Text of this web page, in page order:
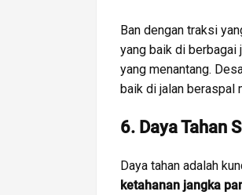
Ban dengan traksi
yang baik di berbagai
yang menantang.
baik di jalan beraspal
6. Daya Tahan
Daya tahan adalah
ketahanan jangka